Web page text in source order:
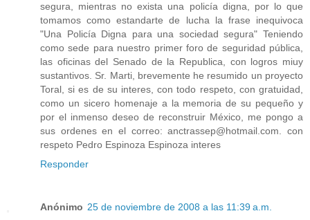
segura, mientras no exista una policía digna, por lo que
tomamos como estandarte de lucha la frase inequivoca
"Una Policía Digna para una sociedad segura" Teniendo
como sede para nuestro primer foro de seguridad pública,
las oficinas del Senado de la Republica, con logros miuy
sustantivos. Sr. Marti, brevemente he resumido un proyecto
Toral, si es de su interes, con todo respeto, con gratuidad,
como un sicero homenaje a la memoria de su pequeño y
por el inmenso deseo de reconstruir México, me pongo a
sus ordenes en el correo: anctrassep@hotmail.com. con
respeto Pedro Espinoza Espinoza interes
Responder
Anónimo 25 de noviembre de 2008 a las 11:39 a.m.